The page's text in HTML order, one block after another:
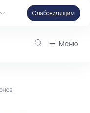
Слабовидящим
Меню